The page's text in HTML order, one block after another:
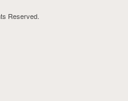
Reserved.